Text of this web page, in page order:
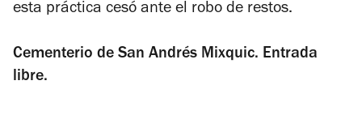
esta práctica cesó ante el robo de restos.
Cementerio de San Andrés Mixquic. Entrada
libre.